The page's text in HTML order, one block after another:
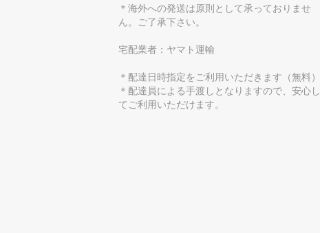
＊海外への発送は原則として承っておりませ
ん。ご了承下さい。
宅配業者：ヤマト運輸
＊配達日時指定をご利用いただきます（無料）
＊配達員による手渡しとなりますので、安心し
てご利用いただけます。